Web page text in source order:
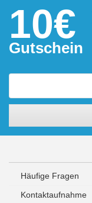
10€
Gutschein
Häufige Fragen
Kontaktaufnahme